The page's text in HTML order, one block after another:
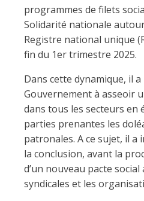
programmes de filets
Solidarité nationale
Registre national unique
fin du 1er trimestre 2025.
Dans cette dynamique, il
Gouvernement à asseoir
dans tous les secteurs en
parties prenantes les
patronales. A ce sujet, il a
la conclusion, avant la
d’un nouveau pacte social
syndicales et les